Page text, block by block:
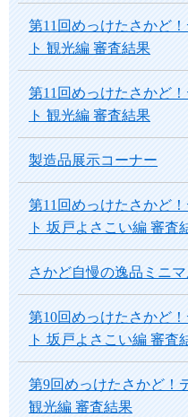
第11回めっけたさかど
ト 観光編 審査結果
第11回めっけたさかど
ト 観光編 審査結果
製造品展示コーナー
第11回めっけたさかど
ト 坂戸よさこい編 審査
さかど自慢の逸品ミニ
第10回めっけたさかど
ト 坂戸よさこい編 審査
第9回めっけたさかど！
観光編 審査結果